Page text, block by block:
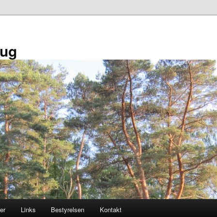
Links Bestyrelsen Kontakt